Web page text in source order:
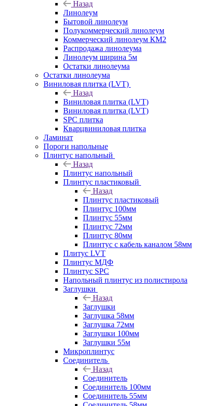
Назад
Линолеум
Бытовой линолеум
Полукоммерческий линолеум
Коммерческий линолеум КМ2
Распродажа линолеума
Линолеум ширина 5м
Остатки линолеума
Остатки линолеума
Виниловая плитка (LVT)
Назад
Виниловая плитка (LVT)
Виниловая плитка (LVT)
SPC плитка
Кварцвиниловая плитка
Ламинат
Пороги напольные
Плинтус напольный
Назад
Плинтус напольный
Плинтус пластиковый
Назад
Плинтус пластиковый
Плинтус 100мм
Плинтус 55мм
Плинтус 72мм
Плинтус 80мм
Плинтус с кабель каналом 58мм
Плитус LVT
Плинтус МДФ
Плинтус SPC
Напольный плинтус из полистирола
Заглушки
Назад
Заглушки
Заглушка 58мм
Заглушка 72мм
Заглушки 100мм
Заглушки 55м
Микроплинтус
Соединитель
Назад
Соединитель
Соединитель 100мм
Соединитель 55мм